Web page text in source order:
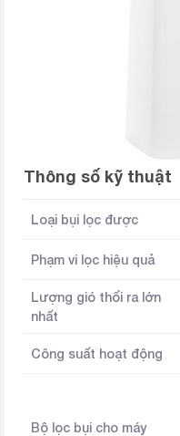
Thông số kỹ thuật
Loại bụi lọc được
Phạm vi lọc hiệu quả
Lượng gió thổi ra lớn
nhất
Công suất hoạt động
Bộ lọc bụi cho máy